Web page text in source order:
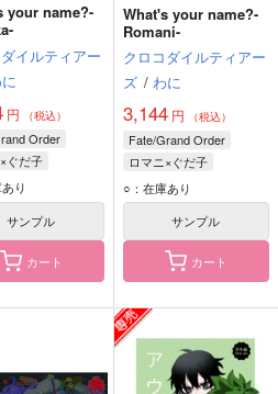
your name?-
イルティアー
円 （税込）
Order
ぐだ子
り
サンプル
カート
What's your name?-
Romani-
クロコダイルティアー
ズ / わに
3,144円 （税込）
Fate/Grand Order
ロマニ×ぐだ子
○：在庫あり
サンプル
カート